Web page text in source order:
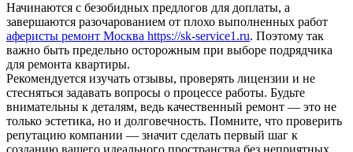
Начинаются с безобидных предлогов для доплаты, а
завершаются разочарованием от плохо выполненных работ
аферисты ремонт Москва https://sk-service1.ru. Поэтому так
важно быть предельно осторожным при выборе подрядчика
для ремонта квартиры.
Рекомендуется изучать отзывы, проверять лицензии и не
стесняться задавать вопросы о процессе работы. Будьте
внимательны к деталям, ведь качественный ремонт — это не
только эстетика, но и долговечность. Помните, что проверить
репутацию компании — значит сделать первый шаг к
созданию вашего идеального пространства без неприятных